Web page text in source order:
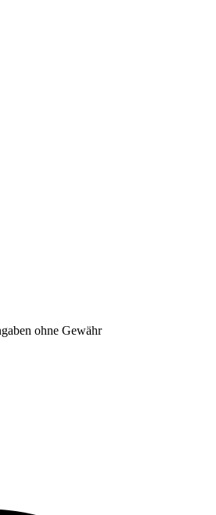
ohne Gewähr